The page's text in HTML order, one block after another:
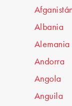
Albania
Alemania
Andorra
Angola
Anguila